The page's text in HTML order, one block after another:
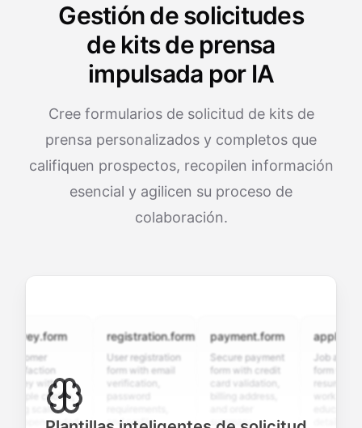
Gestión de solicitudes
de kits de prensa
impulsada por IA
Cree formularios de solicitud de kits de
prensa personalizados y completos que
califiquen prospectos, recopilen información
esencial y agilicen su proceso de
colaboración.
with
choice,
open-ended
registration.form
User registration
form with email
verification,
and profile
payment.form
Secure payment
form with credit
card validation,
summary
Job application
form with
resume upload,
details, and